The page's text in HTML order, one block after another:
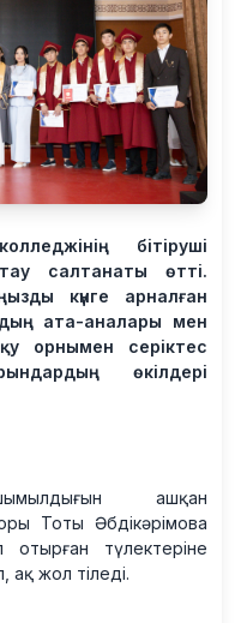
бітіруші
салтанаты өтті.
күнге арналған
ата-аналары мен
орнымен серіктес
өкілдері
ашқан
Тоты Әбдікәрімова
түлектеріне
ақ жол тіледі.